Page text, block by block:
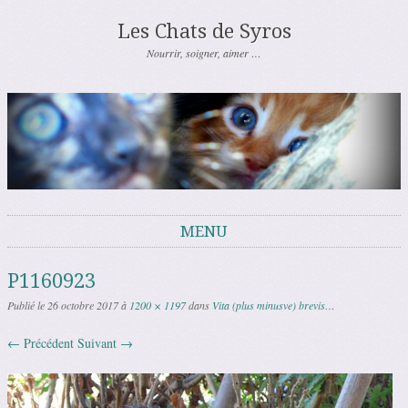
Les Chats de Syros
Nourrir, soigner, aimer …
MENU
P1160923
Publié le26 octobre 2017à 1200 × 1197dans Vita (plus minusve) brevis…
← Précédent Suivant →